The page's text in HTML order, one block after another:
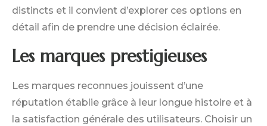
distincts et il convient d’explorer ces options en
détail afin de prendre une décision éclairée.
Les marques prestigieuses
Les marques reconnues jouissent d’une
réputation établie grâce à leur longue histoire et à
la satisfaction générale des utilisateurs. Choisir un